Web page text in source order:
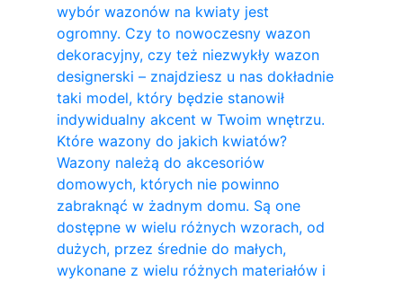
wybór wazonów na kwiaty jest
ogromny. Czy to nowoczesny wazon
dekoracyjny, czy też niezwykły wazon
designerski – znajdziesz u nas dokładnie
taki model, który będzie stanowił
indywidualny akcent w Twoim wnętrzu.
Które wazony do jakich kwiatów?
Wazony należą do akcesoriów
domowych, których nie powinno
zabraknąć w żadnym domu. Są one
dostępne w wielu różnych wzorach, od
dużych, przez średnie do małych,
wykonane z wielu różnych materiałów i